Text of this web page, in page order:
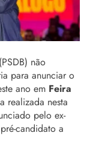
não
para anunciar o
ano em Feira
realizada nesta
pelo ex-
candidato a